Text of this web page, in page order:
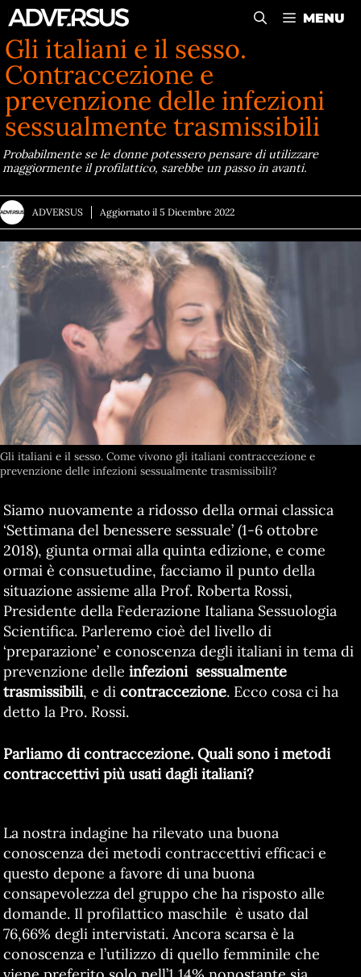
Vai
al
contenuto
MENU
Gli italiani e il sesso.
Contraccezione e
prevenzione delle infezioni
sessualmente trasmissibili
Probabilmente se le donne potessero pensare di utilizzare
maggiormente il profilattico, sarebbe un passo in avanti.
ADVERSUS Aggiornato il 5 Dicembre 2022
Gli italiani e il sesso. Come vivono gli italiani contraccezione e
prevenzione delle infezioni sessualmente trasmissibili?
Siamo nuovamente a ridosso della ormai classica
‘Settimana del benessere sessuale’ (1-6 ottobre
2018), giunta ormai alla quinta edizione, e come
ormai è consuetudine, facciamo il punto della
situazione assieme alla Prof. Roberta Rossi,
Presidente della Federazione Italiana Sessuologia
Scientifica. Parleremo cioè del livello di
‘preparazione’ e conoscenza degli italiani in tema di
prevenzione delle infezioni sessualmente
trasmissibili, e di contraccezione. Ecco cosa ci ha
detto la Pro. Rossi.
Parliamo di contraccezione. Quali sono i metodi
contraccettivi più usati dagli italiani?
La nostra indagine ha rilevato una buona
conoscenza dei metodi contraccettivi efficaci e
questo depone a favore di una buona
consapevolezza del gruppo che ha risposto alle
domande. Il profilattico maschile è usato dal
76,66% degli intervistati. Ancora scarsa è la
conoscenza e l’utilizzo di quello femminile che